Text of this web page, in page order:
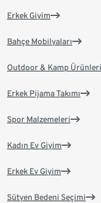
Erkek Giyim
Bahçe Mobilyaları
Outdoor & Kamp Ürünleri
Erkek Pijama Takımı
Spor Malzemeleri
Kadın Ev Giyim
Erkek Ev Giyim
Sütyen Bedeni Seçimi